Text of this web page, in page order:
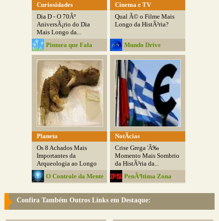
Curiosidades
Dia D - O 70Âº
AniversÃ¡rio do Dia
Mais Longo da...
Pintura que Fala
Cinema e TV
Qual Ã© o Filme Mais
Longo da HistÃ³ria?
Mundo Drive
Planeta
Os 8 Achados Mais
Importantes da
Arqueologia ao Longo
da...
O Controle da Mente
NotÃ­cias
Crise Grega 'Ã‰
Momento Mais Sombrio
da HistÃ³ria da...
PenÃºltima Zona
Confira Também Outros Links em Destaque: